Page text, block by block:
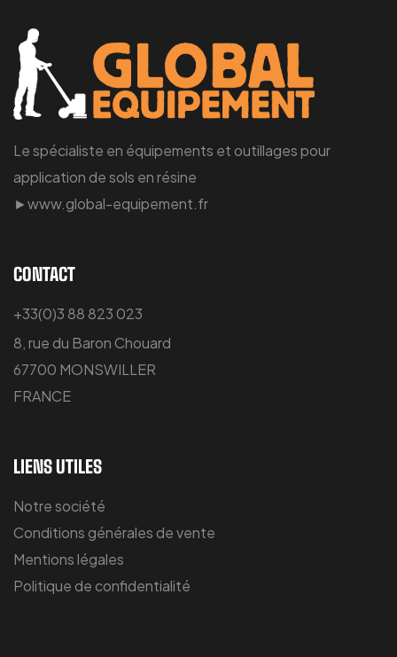
Le spécialiste en équipements et outillages pour
application de sols en résine
►www.global-equipement.fr
CONTACT
+33(0)3 88 823 023
8, rue du Baron Chouard
67700 MONSWILLER
FRANCE
LIENS UTILES
Notre société
Conditions générales de vente
Mentions légales
Politique de confidentialité